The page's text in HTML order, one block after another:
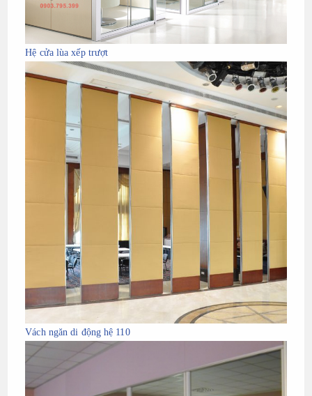
Hệ cửa lùa xếp trượt
Vách ngăn di động hệ 110